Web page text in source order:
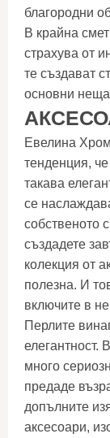
благородни
В крайна
страхува от
те създават
основни неща
Евелина
тенденция,
такава
се
собственото
създадете
колекция от
полезна. И
включите в
Перлите
елегантност.
много
предаде
допълните
аксесоари,